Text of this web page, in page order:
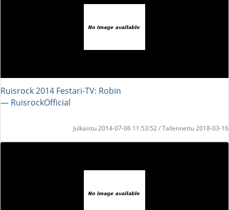
Ruisrock 2014 Festari-TV: Robin
― RuisrockOfficial
Julkaistu 2014-07-06 11:53:52 / Tallennettu 2018-03-16